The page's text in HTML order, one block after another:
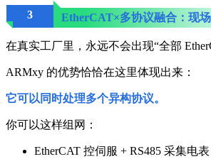
3 EtherCAT×多协议融合：现
在真实工厂里，永远不会出现“全部
ARMxy 的优势恰恰在这里体现出来：
它可以同时处理多个异构协议。
你可以这样组网：
EtherCAT 控伺服 + RS485 采集电表